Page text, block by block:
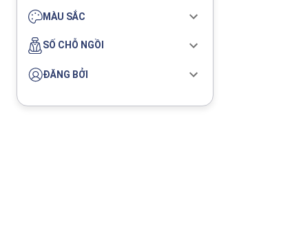
MÀU SẮC
SỐ CHỖ NGỒI
ĐĂNG BỞI